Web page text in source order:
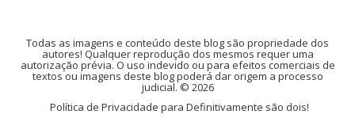
Todas as imagens e conteúdo deste blog são propriedade dos
autores! Qualquer reprodução dos mesmos requer uma
autorização prévia. O uso indevido ou para efeitos comerciais de
textos ou imagens deste blog poderá dar origem a processo
judicial. © 2026
Política de Privacidade para Definitivamente são dois!